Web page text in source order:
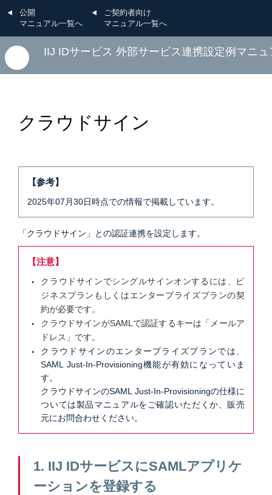
公開
マニュアル一覧へ
ご契約者向け
マニュアル一覧へ
IIJ IDサービス 外部サービス連携設定例マニュ
クラウドサイン
【参考】
2025年07月30日時点での情報で掲載しています。
「クラウドサイン」との認証連携を設定します。
【注意】
クラウドサインでシングルサインオンするには、ビ
ジネスプランもしくはエンタープライズプランの契
約が必要です。
クラウドサインがSAMLで認証するキーは「メールア
ドレス」です。
クラウドサインのエンタープライズプランでは、
SAML Just-In-Provisioning機能が有効になっていま
す。
クラウドサインのSAML Just-In-Provisioningの仕様に
ついては製品マニュアルをご確認いただくか、販売
元にお問合わせください。
1. IIJ IDサービスにSAMLアプリケ
ーションを登録する